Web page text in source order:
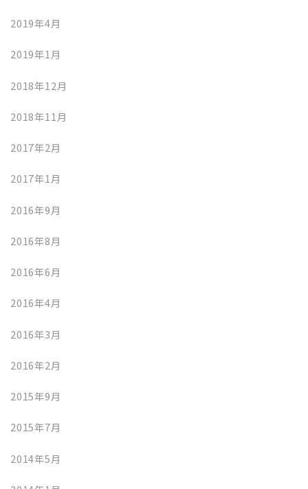
2019年4月
2019年1月
2018年12月
2018年11月
2017年2月
2017年1月
2016年9月
2016年8月
2016年6月
2016年4月
2016年3月
2016年2月
2015年9月
2015年7月
2014年5月